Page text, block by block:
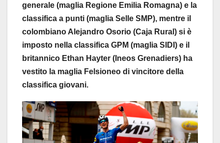
generale (maglia Regione Emilia Romagna) e la
classifica a punti (maglia Selle SMP), mentre il
colombiano Alejandro Osorio (Caja Rural) si è
imposto nella classifica GPM (maglia SIDI) e il
britannico Ethan Hayter (Ineos Grenadiers) ha
vestito la maglia Felsioneo di vincitore della
classifica giovani.